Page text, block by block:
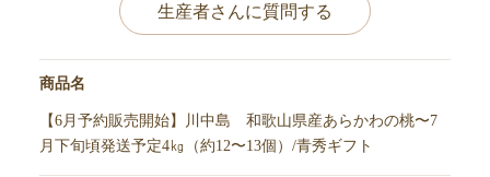
生産者さんに質問する
商品名
【6月予約販売開始】川中島 和歌山県産あらかわの桃〜7
月下旬頃発送予定4㎏（約12〜13個）/青秀ギフト